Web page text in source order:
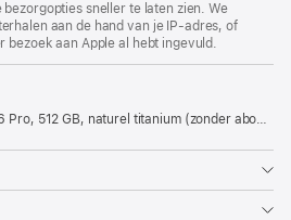
sneller te laten zien. We
aan de hand van je IP-adres, of
bezoek aan Apple al hebt ingevuld.
512 GB, naturel titanium (zonder abonnement)